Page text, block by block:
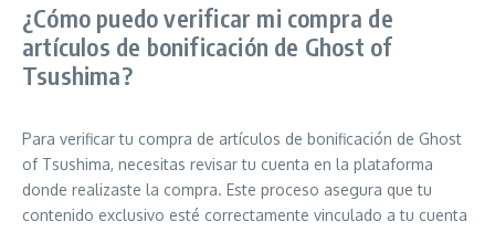
¿Cómo puedo verificar mi compra de
artículos de bonificación de Ghost of
Tsushima?
Para verificar tu compra de artículos de bonificación de Ghost
of Tsushima, necesitas revisar tu cuenta en la plataforma
donde realizaste la compra. Este proceso asegura que tu
contenido exclusivo esté correctamente vinculado a tu cuenta